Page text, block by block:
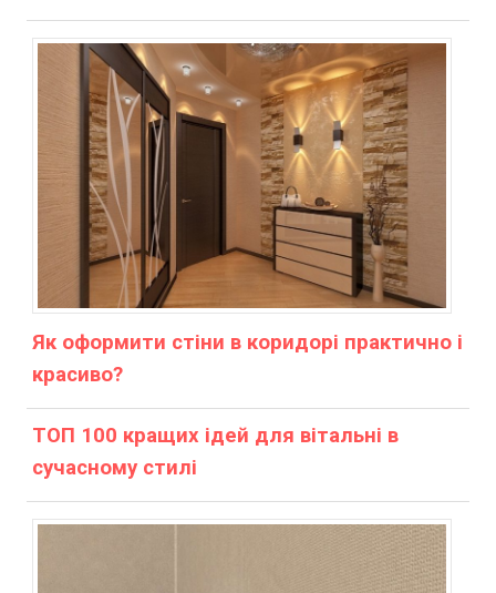
Як оформити стіни в коридорі практично і
красиво?
ТОП 100 кращих ідей для вітальні в
сучасному стилі